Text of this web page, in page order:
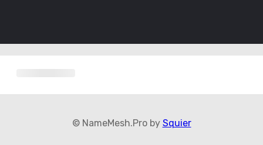
© NameMesh.Pro by Squier